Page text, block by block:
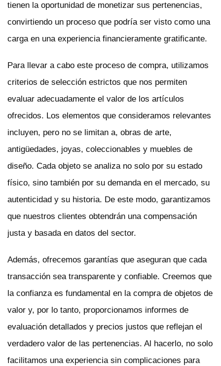
tienen la oportunidad de monetizar sus pertenencias,
convirtiendo un proceso que podría ser visto como una
carga en una experiencia financieramente gratificante.
Para llevar a cabo este proceso de compra, utilizamos
criterios de selección estrictos que nos permiten
evaluar adecuadamente el valor de los artículos
ofrecidos. Los elementos que consideramos relevantes
incluyen, pero no se limitan a, obras de arte,
antigüedades, joyas, coleccionables y muebles de
diseño. Cada objeto se analiza no solo por su estado
físico, sino también por su demanda en el mercado, su
autenticidad y su historia. De este modo, garantizamos
que nuestros clientes obtendrán una compensación
justa y basada en datos del sector.
Además, ofrecemos garantí­as que aseguran que cada
transacción sea transparente y confiable. Creemos que
la confianza es fundamental en la compra de objetos de
valor y, por lo tanto, proporcionamos informes de
evaluación detallados y precios justos que reflejan el
verdadero valor de las pertenencias. Al hacerlo, no solo
facilitamos una experiencia sin complicaciones para